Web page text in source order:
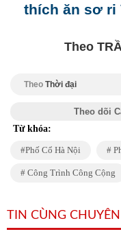
thích ăn sơ ri
Theo
Theo Thời đại
Theo dõi
Từ khóa:
Phố Cổ Hà Nội
Công Trình Công Cộng
TIN CÙNG